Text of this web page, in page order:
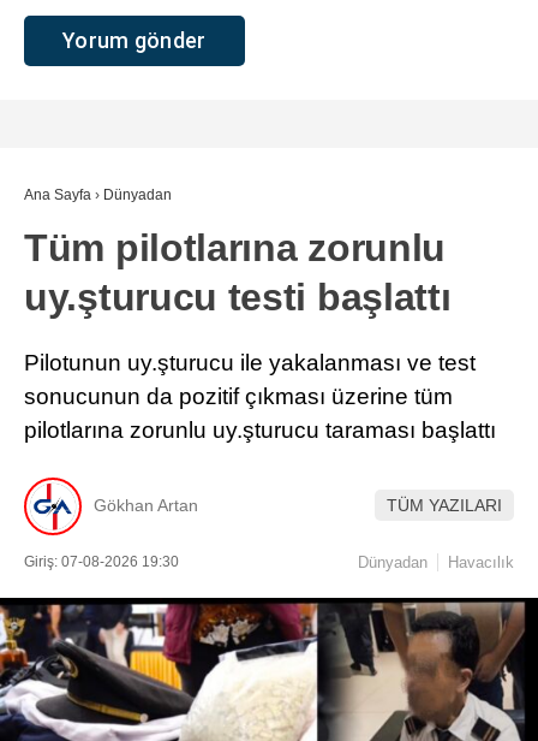
Ana Sayfa › Dünyadan
Tüm pilotlarına zorunlu
uy.şturucu testi başlattı
Pilotunun uy.şturucu ile yakalanması ve test
sonucunun da pozitif çıkması üzerine tüm
pilotlarına zorunlu uy.şturucu taraması başlattı
Gökhan Artan TÜM YAZILARI
Giriş: 07-08-2026 19:30 Dünyadan Havacılık